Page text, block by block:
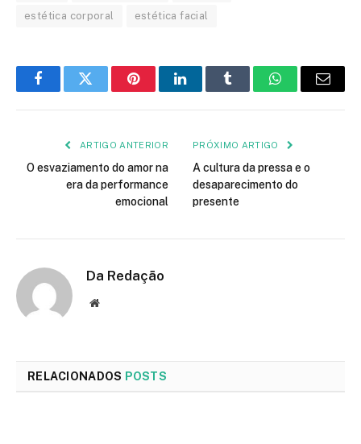
estética corporal estética facial
FacebookTwitter PinterestLinkedInTumblr WhatsApp
E-
ARTIGO ANTERIOR
O esvaziamento do amor na
era da performance
emocional
PRÓXIMO ARTIGO
A cultura da pressa e o
desaparecimento do
presente
Da Redação
Site
RELACIONADOS POSTS